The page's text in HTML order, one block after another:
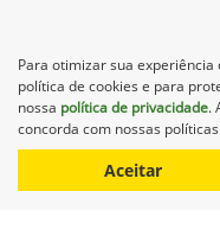
CNPJ:
Para otimizar sua
política de cookies e para
nossa política de privacidade.
concorda com nossas
Aceitar